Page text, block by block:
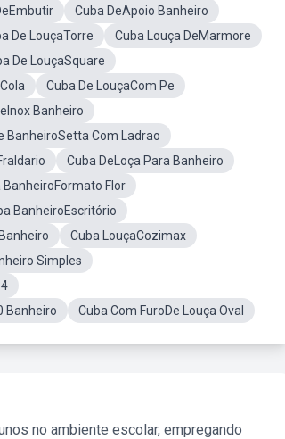
Cuba DeApoio Banheiro
De LouçaTorre
Cuba Louça DeMarmore
De LouçaSquare
Cuba De LouçaCom Pe
Banheiro
BanheiroSetta Com Ladrao
Cuba DeLoça Para Banheiro
BanheiroFormato Flor
BanheiroEscritório
Cuba LouçaCozimax
Simples
Banheiro Cuba Com FuroDe Louça Oval
no ambiente escolar, empregando